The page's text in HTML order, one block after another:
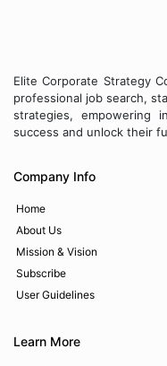
Elite Corporate Strategy
professional job search,
strategies, empowering
success and unlock their
Company Info
Home
About Us
Mission & Vision
Subscribe
User Guidelines
Learn More